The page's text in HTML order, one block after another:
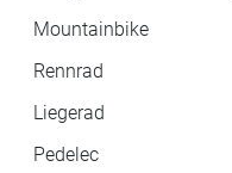
Mountainbike
Rennrad
Liegerad
Pedelec